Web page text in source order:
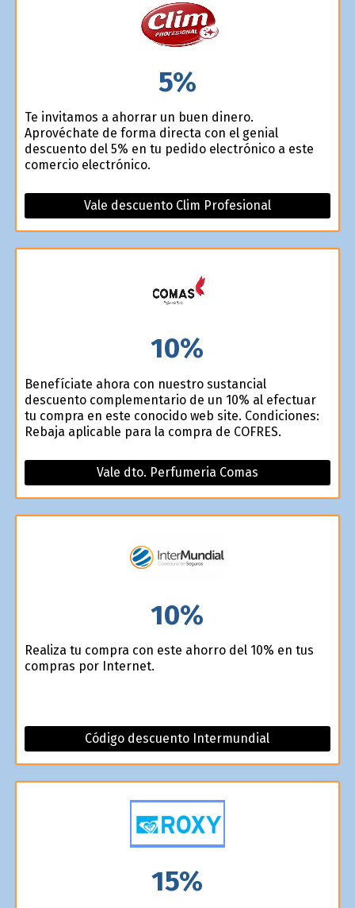
5%
Te invitamos a ahorrar un buen dinero.
Aprovéchate de forma directa con el genial
descuento del 5% en tu pedido electrónico a este
comercio electrónico.
Vale descuento Clim Profesional
10%
Benefíciate ahora con nuestro sustancial
descuento complementario de un 10% al efectuar
tu compra en este conocido web site. Condiciones:
Rebaja aplicable para la compra de COFRES.
Vale dto. Perfumeria Comas
10%
Realiza tu compra con este ahorro del 10% en tus
compras por Internet.
Código descuento Intermundial
15%